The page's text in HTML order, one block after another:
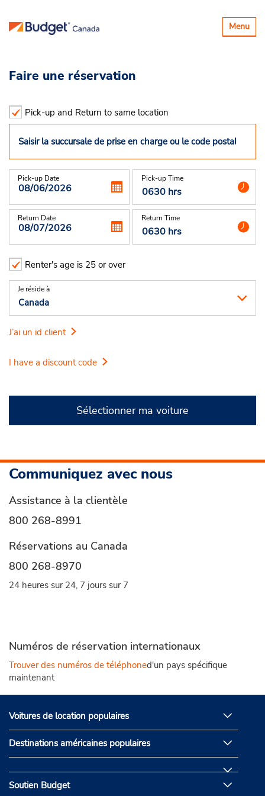
Basculer
la
Menu
Faire une réservation
Pick-up and Return to same location
Pick-up Date Pick-up Time
Return Date Return Time
Renter's age is 25 or over
Je réside à
J’ai un id client
I have a discount code
Sélectionner ma voiture
Communiquez avec nous
Assistance à la clientèle
800 268-8991
Réservations au Canada
800 268-8970
24 heures sur 24, 7 jours sur 7
Numéros de réservation internationaux
Trouver des numéros de téléphoned'un pays spécifique
maintenant
Voitures de location populaires
Destinations américaines populaires
Soutien Budget